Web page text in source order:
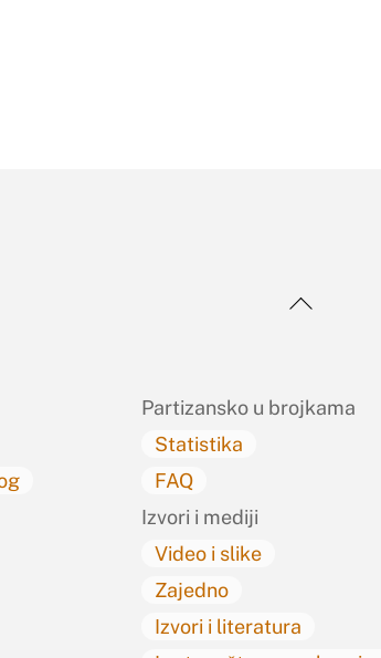
Back
Partizansko u brojkama
Statistika
FAQ
Izvori i mediji
Video i slike
Zajedno
Izvori i literatura